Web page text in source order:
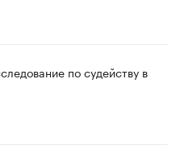
по судейству в